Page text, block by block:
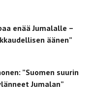
enää Jumalalle –
äänen”
”Suomen suurin
Jumalan”